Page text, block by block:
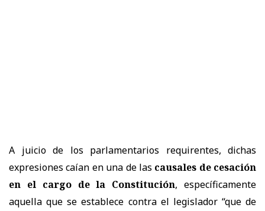
A juicio de los parlamentarios requirentes, dichas
expresiones caían en una de las causales de cesación
en el cargo de la Constitución, específicamente
aquella que se establece contra el legislador “que de